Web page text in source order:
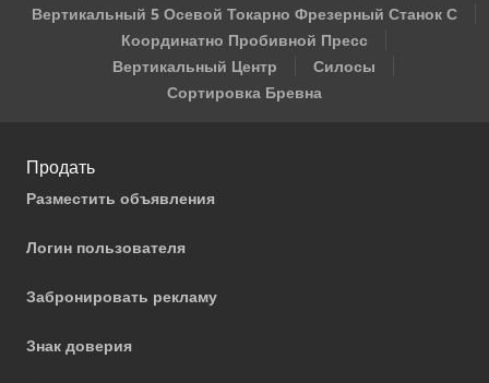
Вертикальный 5 Осевой Токарно Фрезерный Станок С
Координатно Пробивной Пресс
Вертикальный Центр
Силосы
Сортировка Бревна
Продать
Разместить объявления
Логин пользователя
Забронировать рекламу
Знак доверия